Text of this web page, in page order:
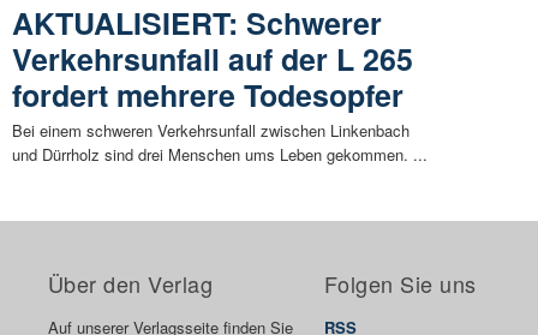
AKTUALISIERT: Schwerer
Verkehrsunfall auf der L 265
fordert mehrere Todesopfer
Bei einem schweren Verkehrsunfall zwischen Linkenbach
und Dürrholz sind drei Menschen ums Leben gekommen. ...
Über den Verlag
Auf unserer Verlagsseite finden Sie
Folgen Sie uns
RSS